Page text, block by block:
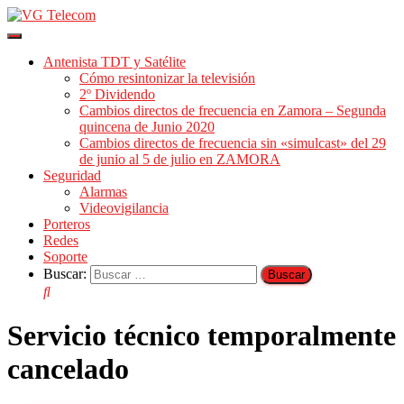
Cambiar
navegación
Antenista TDT y Satélite
Cómo resintonizar la televisión
2º Dividendo
Cambios directos de frecuencia en Zamora – Segunda
quincena de Junio 2020
Cambios directos de frecuencia sin «simulcast» del 29
de junio al 5 de julio en ZAMORA
Seguridad
Alarmas
Videovigilancia
Porteros
Redes
Soporte
Buscar:
Servicio técnico temporalmente
cancelado